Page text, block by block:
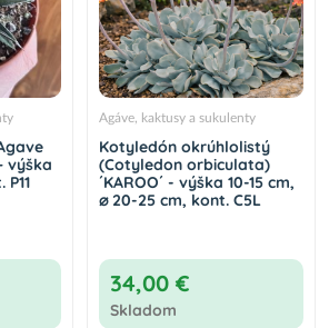
výška
Agáve, kaktusy a sukulenty
Kotyledón okrúhlolistý
(Cotyledon orbiculata)
´KAROO´ - výška 10-15 cm,
⌀ 20-25 cm, kont. C5L
34,00 €
Skladom